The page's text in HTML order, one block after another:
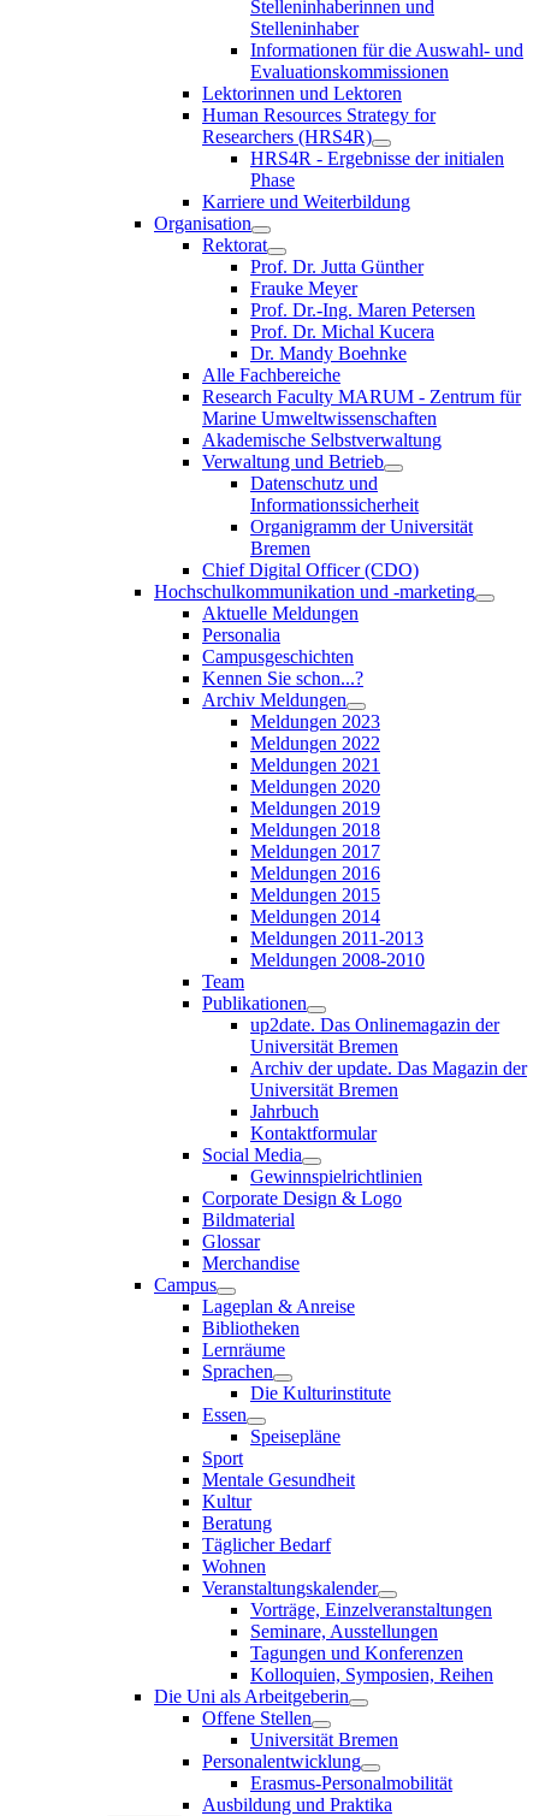
Stelleninhaberinnen und
Stelleninhaber
Informationen für die Auswahl- und
Evaluationskommissionen
Lektorinnen und Lektoren
Human Resources Strategy for
Researchers (HRS4R)
HRS4R - Ergebnisse der initialen
Phase
Karriere und Weiterbildung
Organisation
Rektorat
Prof. Dr. Jutta Günther
Frauke Meyer
Prof. Dr.-Ing. Maren Petersen
Prof. Dr. Michal Kucera
Dr. Mandy Boehnke
Alle Fachbereiche
Research Faculty MARUM - Zentrum für
Marine Umweltwissenschaften
Akademische Selbstverwaltung
Verwaltung und Betrieb
Datenschutz und
Informationssicherheit
Organigramm der Universität
Bremen
Chief Digital Officer (CDO)
Hochschulkommunikation und -marketing
Aktuelle Meldungen
Personalia
Campusgeschichten
Kennen Sie schon...?
Archiv Meldungen
Meldungen 2023
Meldungen 2022
Meldungen 2021
Meldungen 2020
Meldungen 2019
Meldungen 2018
Meldungen 2017
Meldungen 2016
Meldungen 2015
Meldungen 2014
Meldungen 2011-2013
Meldungen 2008-2010
Team
Publikationen
up2date. Das Onlinemagazin der
Universität Bremen
Archiv der update. Das Magazin der
Universität Bremen
Jahrbuch
Kontaktformular
Social Media
Gewinnspielrichtlinien
Corporate Design & Logo
Bildmaterial
Glossar
Merchandise
Campus
Lageplan & Anreise
Bibliotheken
Lernräume
Sprachen
Die Kulturinstitute
Essen
Speisepläne
Sport
Mentale Gesundheit
Kultur
Beratung
Täglicher Bedarf
Wohnen
Veranstaltungskalender
Vorträge, Einzelveranstaltungen
Seminare, Ausstellungen
Tagungen und Konferenzen
Kolloquien, Symposien, Reihen
Die Uni als Arbeitgeberin
Offene Stellen
Universität Bremen
Personalentwicklung
Erasmus-Personalmobilität
Ausbildung und Praktika